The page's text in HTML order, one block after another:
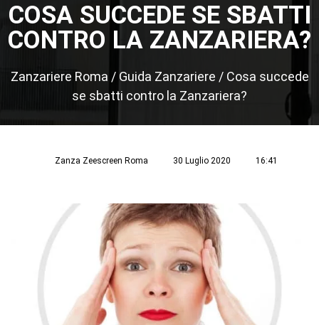
COSA SUCCEDE SE SBATTI
CONTRO LA ZANZARIERA?
Zanzariere Roma / Guida Zanzariere / Cosa succede
se sbatti contro la Zanzariera?
Zanza Zeescreen Roma 30 Luglio 2020 16:41